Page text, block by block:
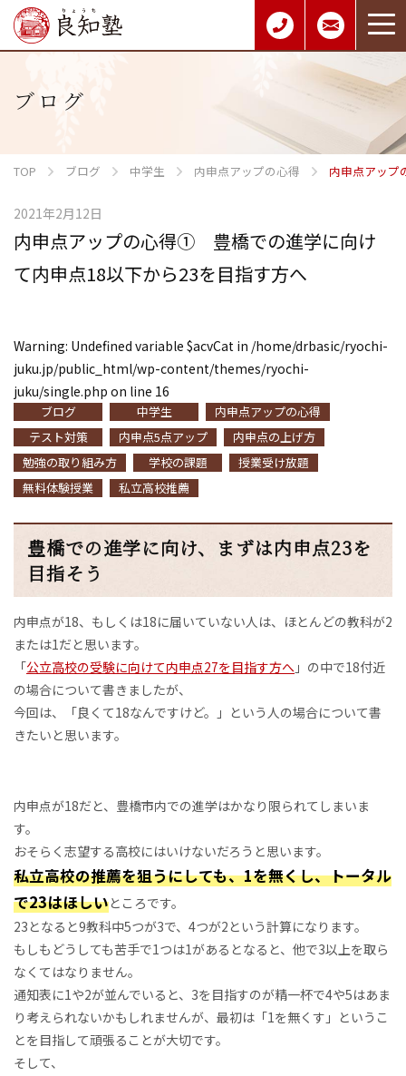
ブログ
TOP ブログ 中学生 内申点アップの心得 内申点アッ
2021年2月12日
内申点アップの心得① 豊橋での進学に向け
て内申点18以下から23を目指す方へ
Warning: Undefined variable $acvCat in /home/drbasic/ryochi-
juku.jp/public_html/wp-content/themes/ryochi-
juku/single.php on line 16
ブログ 中学生
内申点アップの心得
テスト対策
内申点5点アップ
内申点の上げ方
勉強の取り組み方
学校の課題
授業受け放題
無料体験授業
私立高校推薦
豊橋での進学に向け、まずは内申点23を
目指そう
内申点が18、もしくは18に届いていない人は、ほとんどの教科が2
または1だと思います。
「公立高校の受験に向けて内申点27を目指す方へ 」の中で18付近
の場合について書きましたが、
今回は、「良くて18なんですけど。」という人の場合について書
きたいと思います。
内申点が18だと、豊橋市内での進学はかなり限られてしまいま
す。
おそらく志望する高校にはいけないだろうと思います。
私立高校の推薦を狙うにしても、1を無くし、トータル
で23はほしいところです。
23となると9教科中5つが3で、4つが2という計算になります。
もしもどうしても苦手で1つは1があるとなると、他で3以上を取ら
なくてはなりません。
通知表に1や2が並んでいると、3を目指すのが精一杯で4や5はあま
り考えられないかもしれませんが、最初は「1を無くす」というこ
とを目指して頑張ることが大切です。
そして、